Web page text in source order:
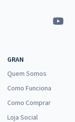
GRAN
Quem Somos
Como Funciona
Como Comprar
Loja Social